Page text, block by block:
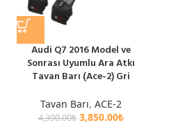
Audi Q7 2016 Model ve
Sonrası Uyumlu Ara Atkı
Tavan Barı (Ace-2) Gri
Tavan Barı, ACE-2
4,390.00₺ 3,850.00₺